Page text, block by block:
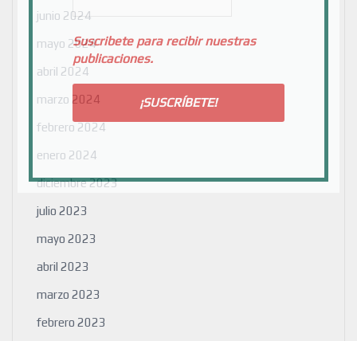
junio 2024
mayo 2024
abril 2024
marzo 2024
febrero 2024
enero 2024
diciembre 2023
julio 2023
mayo 2023
abril 2023
marzo 2023
febrero 2023
Suscribete para recibir nuestras
publicaciones.